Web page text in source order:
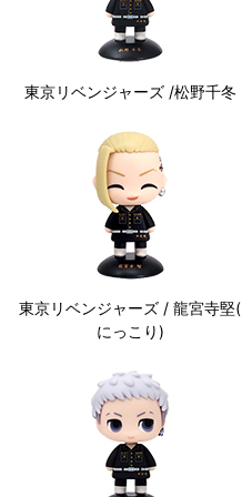
東京リベンジャーズ /松野千冬
東京リベンジャーズ / 龍宮寺堅(
にっこり)